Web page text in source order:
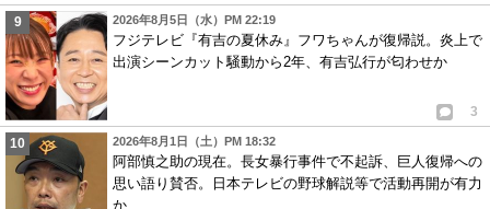
2026年8月5日（水）PM 22:19
フジテレビ『有吉の夏休み』フワちゃんが復帰説。炎上で
出演シーンカット騒動から2年、有吉弘行が匂わせか
3
2026年8月1日（土）PM 18:32
阿部慎之助の現在。長女暴行事件で不起訴、巨人復帰への
思い語り賛否。日本テレビの野球解説等で活動再開が有力
か